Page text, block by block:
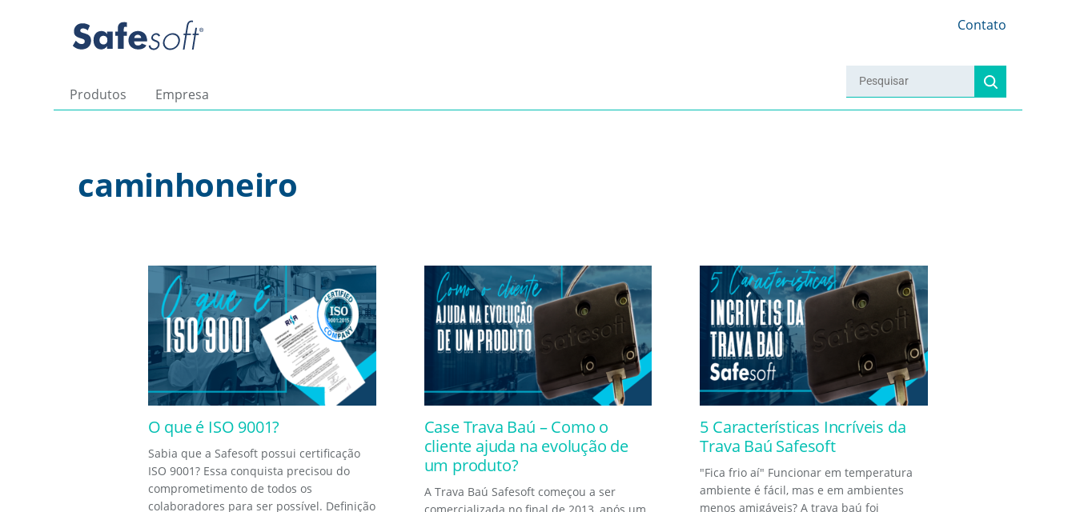
Contato
Produtos Empresa
caminhoneiro
O que é ISO 9001?
Sabia que a Safesoft possui certificação
ISO 9001? Essa conquista precisou do
comprometimento de todos os
colaboradores para ser possível. Definição
Case Trava Baú – Como o
cliente ajuda na evolução de
um produto?
A Trava Baú Safesoft começou a ser
5 Características Incríveis da
Trava Baú Safesoft
"Fica frio aí" Funcionar em temperatura
ambiente é fácil, mas e em ambientes
menos amigáveis? A trava baú foi